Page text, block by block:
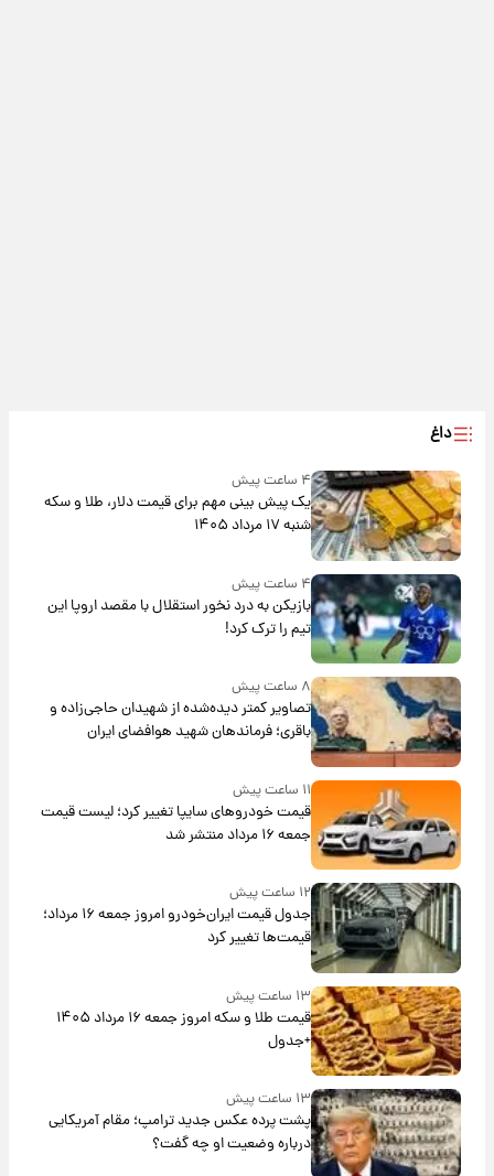
داغ
۴ ساعت پیش
یک پیش ‌بینی مهم برای قیمت دلار، طلا و سکه
شنبه ۱۷ مرداد ۱۴۰۵
۴ ساعت پیش
بازیکن به درد نخور استقلال با مقصد اروپا این
تیم را ترک کرد!
۸ ساعت پیش
تصاویر کمتر دیده‌شده از شهیدان حاجی‌زاده و
باقری؛ فرماندهان شهید هوافضای ایران
۱۱ ساعت پیش
قیمت خودروهای سایپا تغییر کرد؛ لیست قیمت
جمعه ۱۶ مرداد منتشر شد
۱۲ ساعت پیش
جدول قیمت ایران‌خودرو امروز جمعه ۱۶ مرداد؛
قیمت‌ها تغییر کرد
۱۳ ساعت پیش
قیمت طلا و سکه امروز جمعه ۱۶ مرداد ۱۴۰۵
+جدول
۱۳ ساعت پیش
پشت پرده عکس جدید ترامپ؛ مقام آمریکایی
درباره وضعیت او چه گفت؟